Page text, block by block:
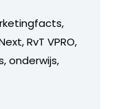
RvT VPRO,
onderwijs,